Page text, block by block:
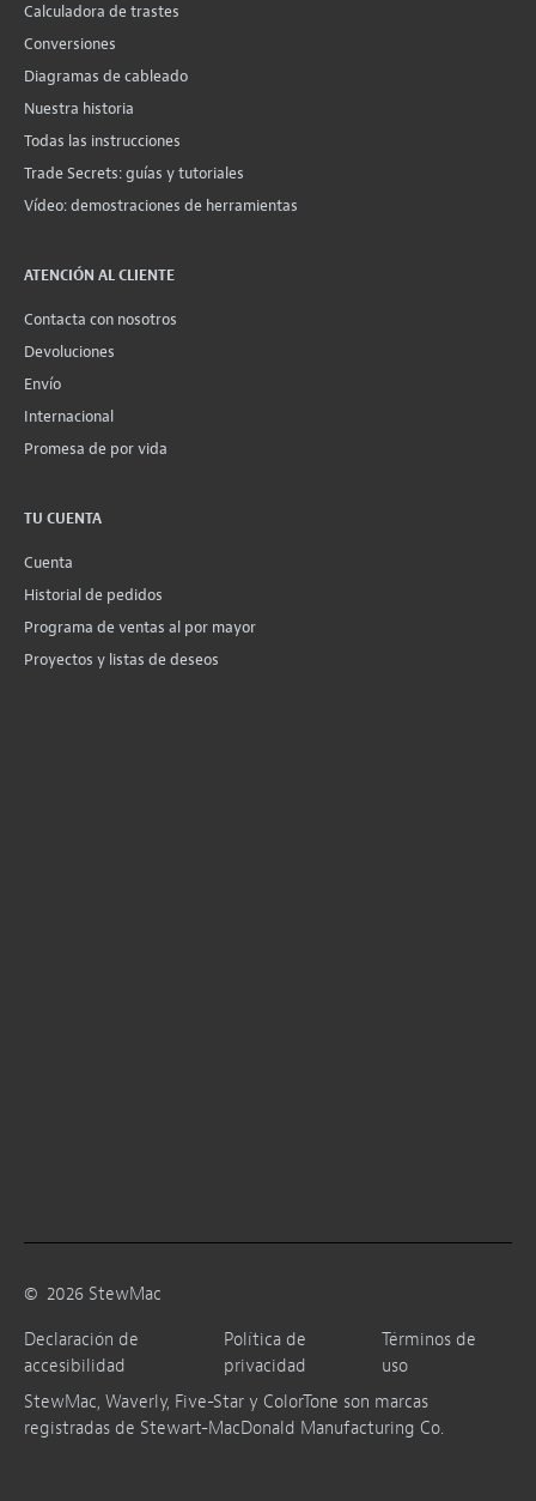
Calculadora de trastes
Conversiones
Diagramas de cableado
Nuestra historia
Todas las instrucciones
Trade Secrets: guías y tutoriales
Vídeo: demostraciones de herramientas
ATENCIÓN AL CLIENTE
Contacta con nosotros
Devoluciones
Envío
Internacional
Promesa de por vida
TU CUENTA
Cuenta
Historial de pedidos
Programa de ventas al por mayor
Proyectos y listas de deseos
© 2026 StewMac
Declaración de
accesibilidad
Política de
privacidad
Términos de
uso
StewMac, Waverly, Five-Star y ColorTone son marcas
registradas de Stewart-MacDonald Manufacturing Co.